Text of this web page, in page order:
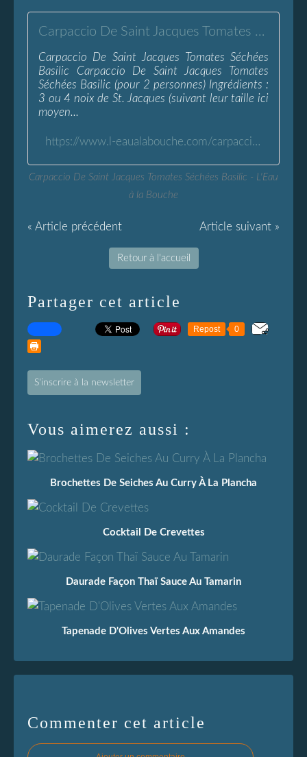
Carpaccio De Saint Jacques Tomates Séchées Basilic - L'Eau à la Bouche
Carpaccio De Saint Jacques Tomates Séchées
Basilic Carpaccio De Saint Jacques Tomates
Séchées Basilic (pour 2 personnes) Ingrédients :
3 ou 4 noix de St. Jacques (suivant leur taille ici
moyen...
https://www.l-eaualabouche.com/carpaccio-saint-jacques-tomates-sechees-basilic.html
Carpaccio De Saint Jacques Tomates Séchées Basilic - L'Eau
à la Bouche
« Article précédent Article suivant »
Retour à l'accueil
Partager cet article
Repost 0
S'inscrire à la newsletter
Vous aimerez aussi :
Brochettes De Seiches Au Curry À La Plancha
Cocktail De Crevettes
Daurade Façon Thaï Sauce Au Tamarin
Tapenade D'Olives Vertes Aux Amandes
Commenter cet article